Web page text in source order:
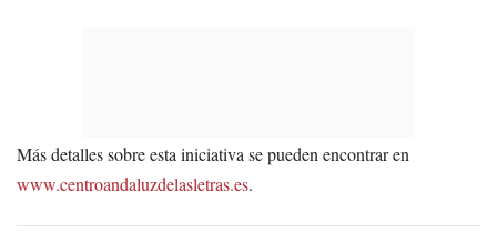
Más detalles sobre esta iniciativa se pueden encontrar en
www.centroandaluzdelasletras.es.